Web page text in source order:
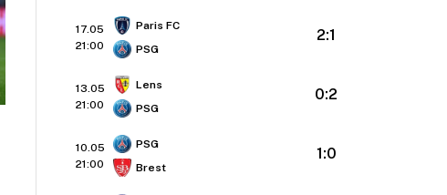
17.05
21:00
Paris FC
PSG
2:1
13.05
21:00
Lens
PSG
0:2
10.05
21:00
PSG
Brest
1:0